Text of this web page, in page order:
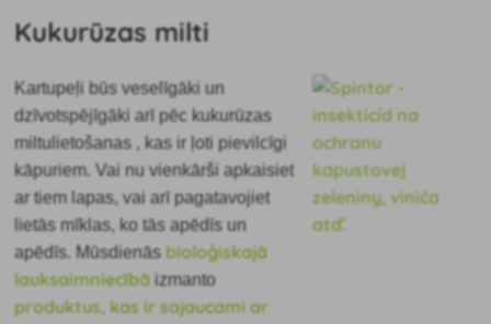
Kukurūzas milti
Kartupeļi būs veselīgāki un
dzīvotspējīgāki arī pēc kukurūzas
miltu lietošanas , kas ir ļoti pievilcīgi
kāpuriem. Vai nu vienkārši apkaisiet
ar tiem lapas, vai arī pagatavojiet
lietās mīklas, ko tās apēdīs un
apēdīs. Mūsdienās bioloģiskajā
lauksaimniecībā izmanto
produktus, kas ir sajaucami ar